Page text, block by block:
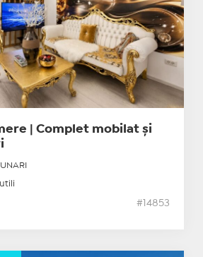
| Complet mobilat și
#14853